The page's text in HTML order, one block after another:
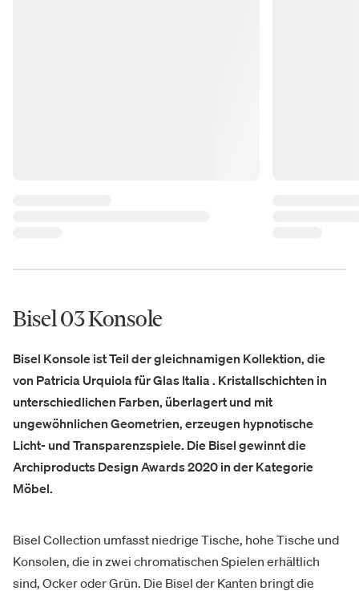
Bisel 03 Konsole
Bisel Konsole ist Teil der gleichnamigen Kollektion, die
von Patricia Urquiola für Glas Italia . Kristallschichten in
unterschiedlichen Farben, überlagert und mit
ungewöhnlichen Geometrien, erzeugen hypnotische
Licht- und Transparenzspiele. Die Bisel gewinnt die
Archiproducts Design Awards 2020 in der Kategorie
Möbel.
Bisel Collection umfasst niedrige Tische, hohe Tische und
Konsolen, die in zwei chromatischen Spielen erhältlich
sind, Ocker oder Grün. Die Bisel der Kanten bringt die